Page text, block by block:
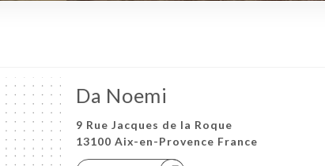
Da Noemi
9 Rue Jacques de la Roque
13100 Aix-en-Provence France